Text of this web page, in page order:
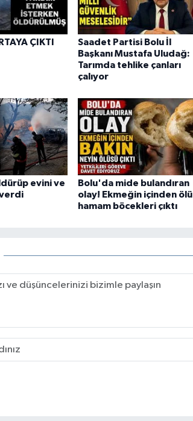
ÇIKTI
Saadet Partisi Bolu İl
Başkanı Mustafa Uludağ:
Tarımda tehlike çanları
çalıyor
evini ve
verdi
Bolu'da mide bulandıran
olay! Ekmeğin içinden ölü
hamam böcekleri çıktı